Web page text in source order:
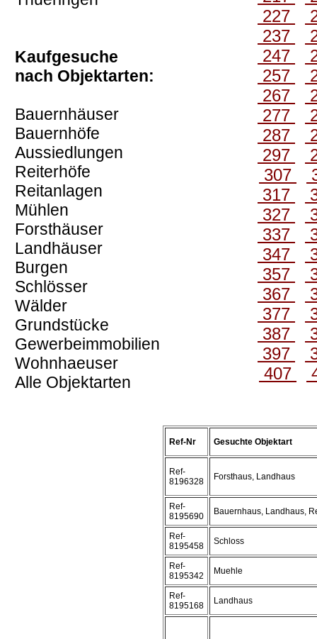
Kaufgesuche
nach Objektarten:
Bauernhäuser
Bauernhöfe
Aussiedlungen
Reiterhöfe
Reitanlagen
Mühlen
Forsthäuser
Landhäuser
Burgen
Schlösser
Wälder
Grundstücke
Gewerbeimmobilien
Wohnhaeuser
Alle Objektarten
227
237
247
257
267
277
287
297
307
317
327
337
347
357
367
377
387
397
407
Ref-Nr Gesuchte Objektart
Ref-
8196328
Forsthaus, Landhaus
Ref-
8195690
Bauernhaus, Landhaus,
Ref-
8195458
Schloss
Ref-
8195342
Muehle
Ref-
8195168
Landhaus